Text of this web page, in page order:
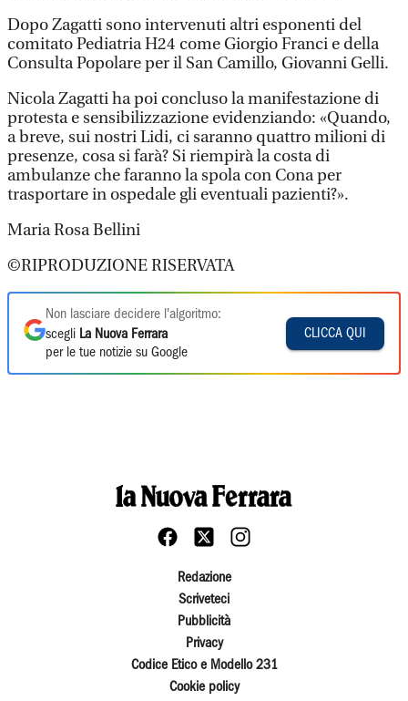
Dopo Zagatti sono intervenuti altri esponenti del
comitato Pediatria H24 come Giorgio Franci e della
Consulta Popolare per il San Camillo, Giovanni Gelli.
Nicola Zagatti ha poi concluso la manifestazione di
protesta e sensibilizzazione evidenziando: «Quando,
a breve, sui nostri Lidi, ci saranno quattro milioni di
presenze, cosa si farà? Si riempirà la costa di
ambulanze che faranno la spola con Cona per
trasportare in ospedale gli eventuali pazienti?».
Maria Rosa Bellini
©RIPRODUZIONE RISERVATA
Non lasciare decidere l'algoritmo:
scegli La Nuova Ferrara
per le tue notizie su Google
CLICCA QUI
Redazione
Scriveteci
Pubblicità
Privacy
Codice Etico e Modello 231
Cookie policy